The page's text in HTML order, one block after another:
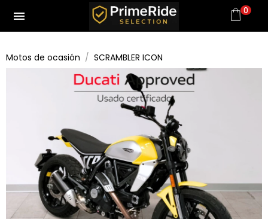
menu 0
Motos de ocasión SCRAMBLER ICON